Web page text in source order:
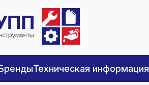
Техническая информация